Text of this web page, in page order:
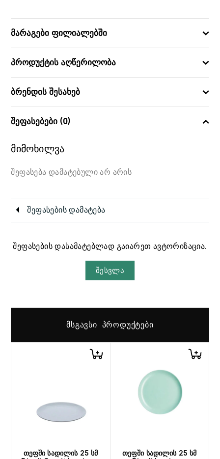
მარაგები ფილიალებში
პროდუქტის აღწერილობა
ბრენდის შესახებ
შეფასებები (0)
მიმოხილვა
შეფასება დამატებული არ არის
შეფასების დამატება
შეფასების დასამატებლად გაიარეთ ავტორიზაცია.
შესვლა
ᲛᲡᲒᲐᲕᲡᲘ ᲞᲠᲝᲓᲣᲥᲢᲔᲑᲘ
თეფში სადილის 25 სმ
თეფში სადილის 25 სმ